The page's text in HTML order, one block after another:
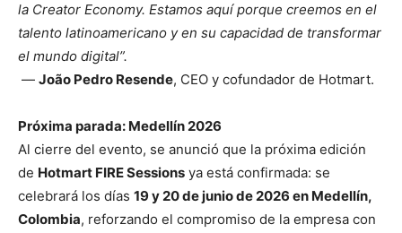
la Creator Economy. Estamos aquí porque creemos en el
talento latinoamericano y en su capacidad de transformar
el mundo digital”.
— João Pedro Resende, CEO y cofundador de Hotmart.
Próxima parada: Medellín 2026
Al cierre del evento, se anunció que la próxima edición
de Hotmart FIRE Sessions ya está confirmada: se
celebrará los días 19 y 20 de junio de 2026 en Medellín,
Colombia, reforzando el compromiso de la empresa con